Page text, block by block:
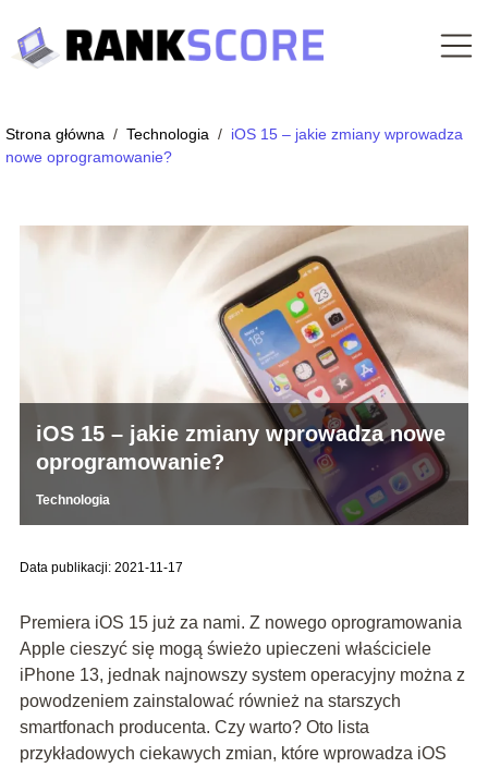
Strona główna / Technologia / iOS 15 – jakie zmiany wprowadza
nowe oprogramowanie?
iOS 15 – jakie zmiany wprowadza nowe
oprogramowanie?
Technologia
Data publikacji: 2021-11-17
Premiera iOS 15 już za nami. Z nowego oprogramowania
Apple cieszyć się mogą świeżo upieczeni właściciele
iPhone 13, jednak najnowszy system operacyjny można z
powodzeniem zainstalować również na starszych
smartfonach producenta. Czy warto? Oto lista
przykładowych ciekawych zmian, które wprowadza iOS